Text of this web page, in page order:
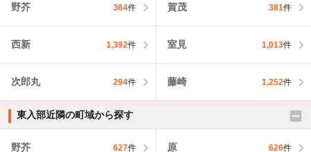
野芥 364件 賀茂 381件
西新 1,392件 室見 1,013件
次郎丸 294件 藤崎 1,252件
東入部近隣の町域から探す
野芥 627件 原 626件